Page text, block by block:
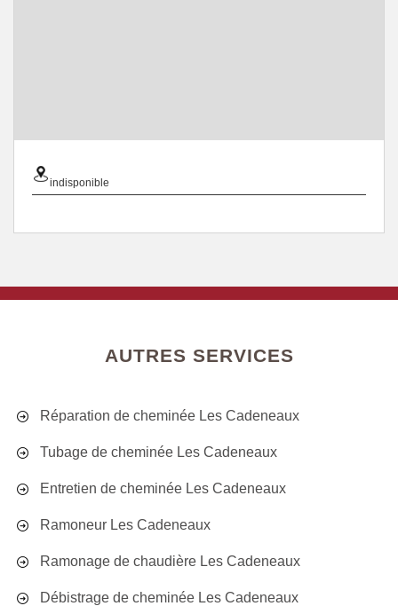
indisponible
AUTRES SERVICES
Réparation de cheminée Les Cadeneaux
Tubage de cheminée Les Cadeneaux
Entretien de cheminée Les Cadeneaux
Ramoneur Les Cadeneaux
Ramonage de chaudière Les Cadeneaux
Débistrage de cheminée Les Cadeneaux